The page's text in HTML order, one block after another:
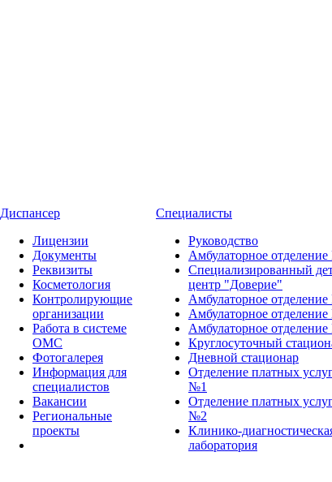
Диспансер
Лицензии
Документы
Реквизиты
Косметология
Контролирующие
организации
Работа в системе
ОМС
Фотогалерея
Информация для
специалистов
Вакансии
Региональные
проекты
Специалисты
Руководство
Амбулаторное
Специализированный
центр "Доверие"
Амбулаторное
Амбулаторное
Амбулаторное
Круглосуточный
Дневной стационар
Отделение платных
№1
Отделение платных
№2
Клинико-
лаборатория